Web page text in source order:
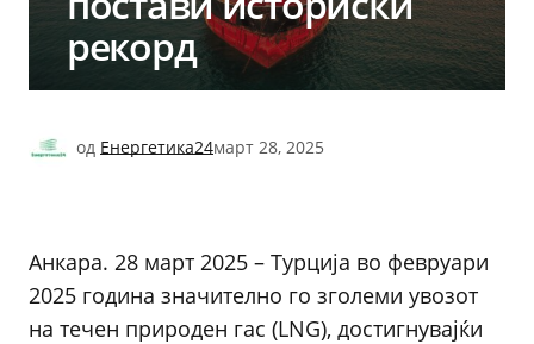
рекорд
од Енергетика24март 28, 2025
Анкара. 28 март 2025 – Турција во февруари
2025 година значително го зголеми увозот
на течен природен гас (LNG), достигнувајќи